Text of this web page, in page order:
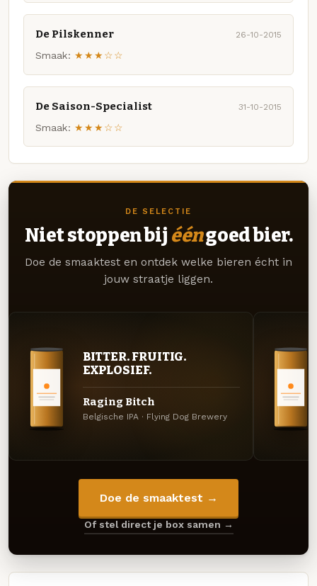
De Pilskenner 26-10-2015
Smaak: ★★★☆☆
De Saison-Specialist 31-10-2015
Smaak: ★★★☆☆
DE SELECTIE
Niet stoppen bij ééngoed bier.
Doe de smaaktest en ontdek welke bieren écht in
jouw straatje liggen.
BITTER. FRUITIG.
EXPLOSIEF.
Raging Bitch
Belgische IPA · Flying Dog Brewery
Doe de smaaktest →
Of stel direct je box samen →